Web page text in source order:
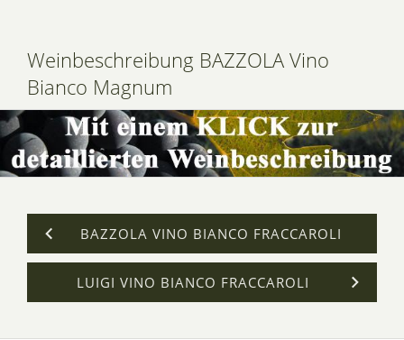
Weinbeschreibung BAZZOLA Vino
Bianco Magnum
BAZZOLA VINO BIANCO FRACCAROLI
LUIGI VINO BIANCO FRACCAROLI